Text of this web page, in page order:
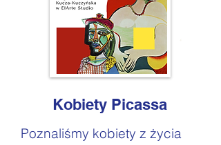
Poznaliśmy kobiety z życia
Kobiety Picassa